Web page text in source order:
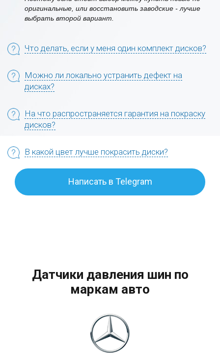
оригинальные, или восстановить заводские - лучше
выбрать второй вариант.
Что делать, если у меня один комплект дисков?
Можно ли локально устранить дефект на
дисках?
На что распространяется гарантия на покраску
дисков?
В какой цвет лучше покрасить диски?
Написать в Telegram
Датчики давления шин по
маркам авто